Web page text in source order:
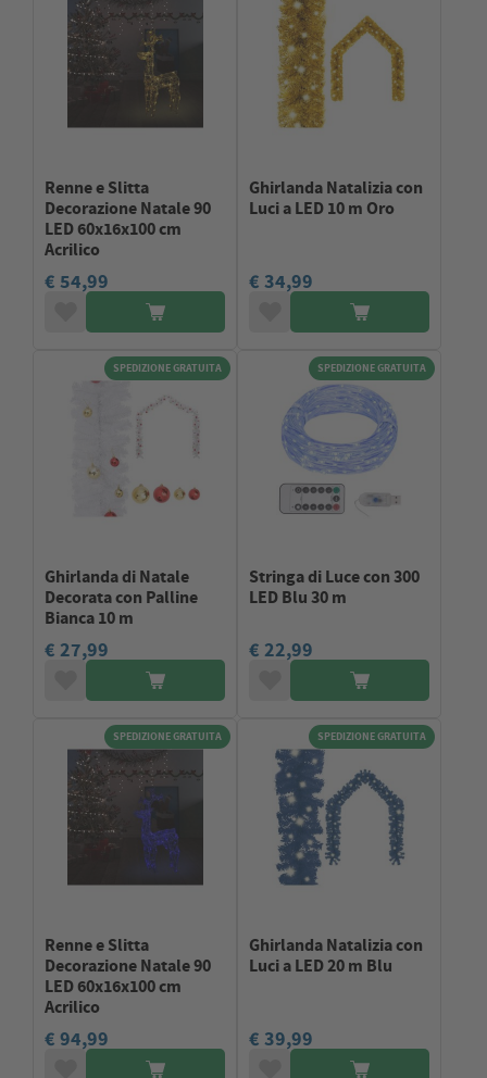
Renne e Slitta
Decorazione Natale 90
LED 60x16x100 cm
Acrilico
€ 54,99
Ghirlanda Natalizia con
Luci a LED 10 m Oro
€ 34,99
SPEDIZIONE GRATUITA
Ghirlanda di Natale
Decorata con Palline
Bianca 10 m
€ 27,99
SPEDIZIONE GRATUITA
Stringa di Luce con 300
LED Blu 30 m
€ 22,99
SPEDIZIONE GRATUITA
Renne e Slitta
Decorazione Natale 90
LED 60x16x100 cm
Acrilico
€ 94,99
SPEDIZIONE GRATUITA
Ghirlanda Natalizia con
Luci a LED 20 m Blu
€ 39,99